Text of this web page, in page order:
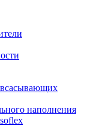
наполнения